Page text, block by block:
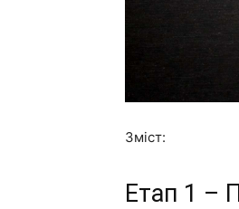
Зміст:
Етап 1 –